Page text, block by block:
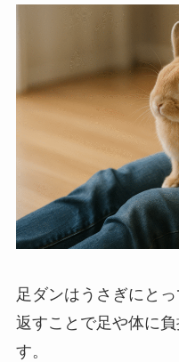
足ダンはうさぎにと
返すことで足や体に
す。